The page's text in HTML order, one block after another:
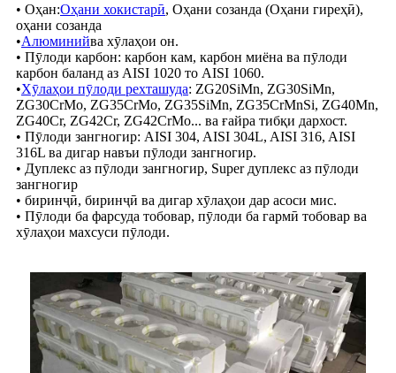
• Оҳан:Оҳани хокистарӣ, Оҳани созанда (Оҳани гиреҳӣ),
оҳани созанда
•Алюминийва хӯлаҳои он.
• Пӯлоди карбон: карбон кам, карбон миёна ва пӯлоди
карбон баланд аз AISI 1020 то AISI 1060.
•Хӯлаҳои пӯлоди рехташуда: ZG20SiMn, ZG30SiMn,
ZG30CrMo, ZG35CrMo, ZG35SiMn, ZG35CrMnSi, ZG40Mn,
ZG40Cr, ZG42Cr, ZG42CrMo... ва ғайра тибқи дархост.
• Пӯлоди зангногир: AISI 304, AISI 304L, AISI 316, AISI
316L ва дигар навъи пӯлоди зангногир.
• Дуплекс аз пӯлоди зангногир, Super дуплекс аз пӯлоди
зангногир
• биринҷӣ, биринҷӣ ва дигар хӯлаҳои дар асоси мис.
• Пӯлоди ба фарсуда тобовар, пӯлоди ба гармӣ тобовар ва
хӯлаҳои махсуси пӯлоди.